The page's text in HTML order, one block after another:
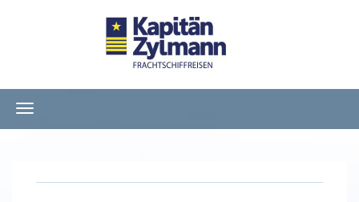
Navigation
ein-/ausblenden